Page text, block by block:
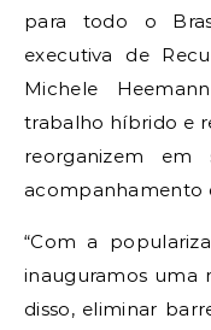
para todo o
executiva de
Michele
trabalho híbrido e
reorganizem em
acompanhamento
“Com a
inauguramos uma
disso, eliminar